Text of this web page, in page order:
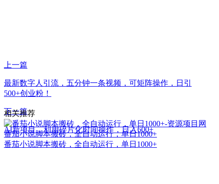
上一篇
最新数字人引流，五分钟一条视频，可矩阵操作，日引
500+创业粉！
下一篇
AI新项目，利用碎片化时间操作，日入600+
相关推荐
番茄小说脚本搬砖，全自动运行，单日1000+
番茄小说脚本搬砖，全自动运行，单日1000+